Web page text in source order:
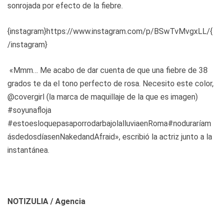
sonrojada por efecto de la fiebre.
{instagram}https://www.instagram.com/p/BSwTvMvgxLL/{
/instagram}
«Mmm… Me acabo de dar cuenta de que una fiebre de 38
grados te da el tono perfecto de rosa. Necesito este color,
@covergirl (la marca de maquillaje de la que es imagen)
#soyunafloja
#estoesloquepasaporrodarbajolalluviaenRoma#noduraríam
ásdedosdíasenNakedandAfraid», escribió la actriz junto a la
instantánea.
NOTIZULIA / Agencia